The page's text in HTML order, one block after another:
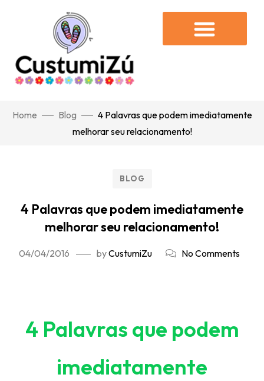
Home Blog
4 Palavras que podem imediatamente
melhorar seu relacionamento!
BLOG
4 Palavras que podem imediatamente
melhorar seu relacionamento!
04/04/2016 byCustumiZu No Comments
4 Palavras que podem
imediatamente